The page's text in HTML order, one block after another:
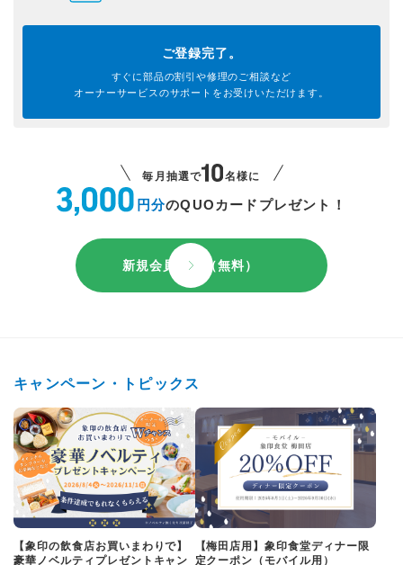
ご登録完了。
すぐに部品の割引や修理のご相談など
オーナーサービスのサポートを お受けいただけます。
毎月抽選で 名様に
円分のQUOカードプレゼント！
新規会員登録（無料）
キャンペーン・トピックス
【象印の飲食店お買いまわりで】
豪華ノベルティプレゼントキャン
【梅田店用】象印食堂ディナー限
定クーポン（モバイル用）